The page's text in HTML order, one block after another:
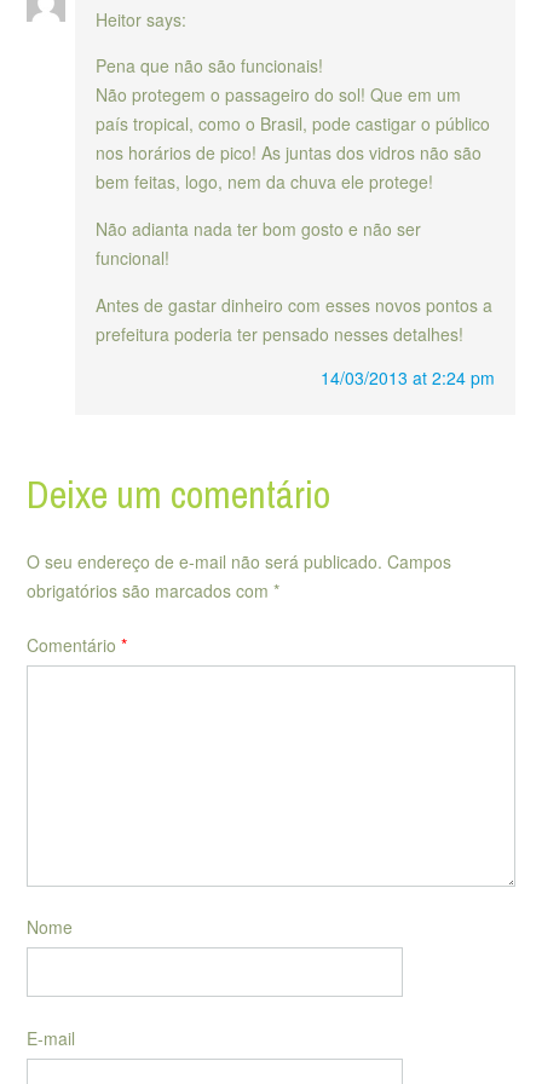
Heitor says:
Pena que não são funcionais!
Não protegem o passageiro do sol! Que em um
país tropical, como o Brasil, pode castigar o público
nos horários de pico! As juntas dos vidros não são
bem feitas, logo, nem da chuva ele protege!
Não adianta nada ter bom gosto e não ser
funcional!
Antes de gastar dinheiro com esses novos pontos a
prefeitura poderia ter pensado nesses detalhes!
14/03/2013 at 2:24 pm
Deixe um comentário
O seu endereço de e-mail não será publicado. Campos
obrigatórios são marcados com *
Comentário *
Nome
E-mail